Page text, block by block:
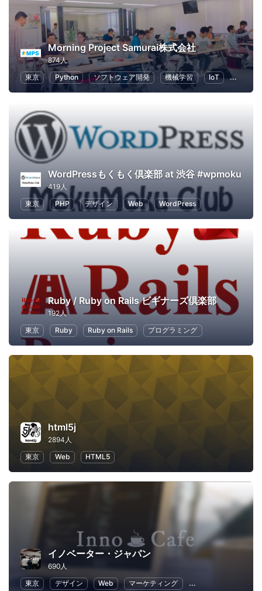
Morning Project Samurai株式会社
874人
東京
Python ソフトウェア開発 機械学習 IoT キャリ
WordPressもくもく倶楽部 at 渋谷 #wpmoku
419人
東京
PHP デザイン Web WordPress
Ruby / Ruby on Rails ビギナーズ倶楽部
192人
東京
Ruby Ruby on Rails プログラミング
html5j
2894人
東京
Web HTML5
イノベーター・ジャパン
690人
東京
デザイン Web マーケティング プログラミング